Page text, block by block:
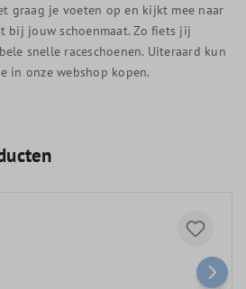
graag je voeten op en kijkt mee naar
bij jouw schoenmaat. Zo fiets jij
snelle raceschoenen. Uiteraard kun
in onze webshop kopen.